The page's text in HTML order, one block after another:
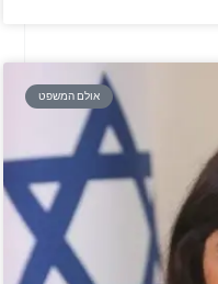
אולם המשפט